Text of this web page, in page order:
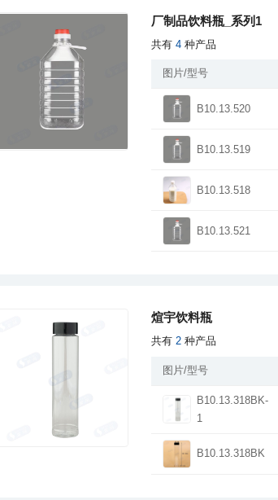
厂制品饮料瓶_系列1
共有 4 种产品
图片/型号
B10.13.520
B10.13.519
B10.13.518
B10.13.521
煊宇饮料瓶
共有 2 种产品
图片/型号
1
B10.13.318BK